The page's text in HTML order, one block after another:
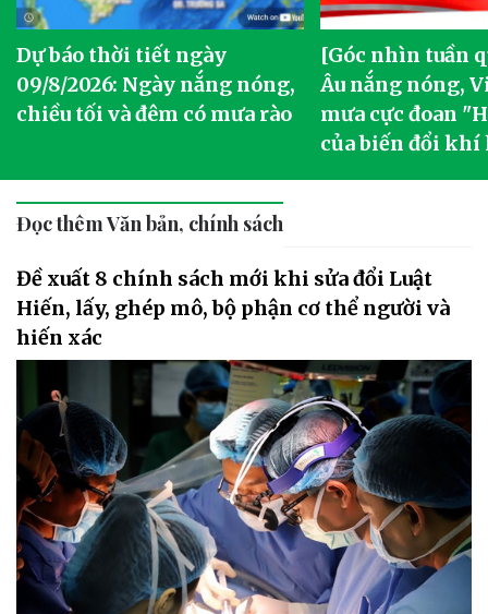
Dự báo thời tiết ngày
09/8/2026: Ngày nắng nóng,
chiều tối và đêm có mưa rào
[Góc nhìn tuần
Âu nắng nóng,
mưa cực đoan
của biến đổi khí
Đọc thêm Văn bản, chính sách
Đề xuất 8 chính sách mới khi sửa đổi Luật
Hiến, lấy, ghép mô, bộ phận cơ thể người và
hiến xác